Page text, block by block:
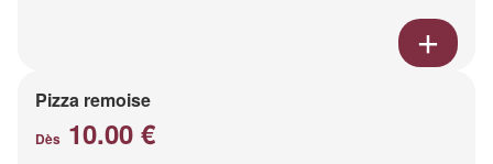
Pizza remoise
Dès 10.00 €